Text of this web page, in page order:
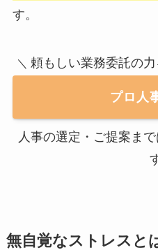
す。
＼ 頼もしい業務委託の
プロ人
人事の選定・ご提案ま
無自覚なストレスと